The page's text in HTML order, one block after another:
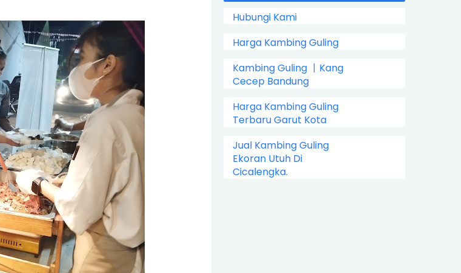
Hubungi Kami
Harga Kambing Guling
Kambing Guling 丨Kang
Cecep Bandung
Harga Kambing Guling
Terbaru Garut Kota
Jual Kambing Guling
Ekoran Utuh Di
Cicalengka.